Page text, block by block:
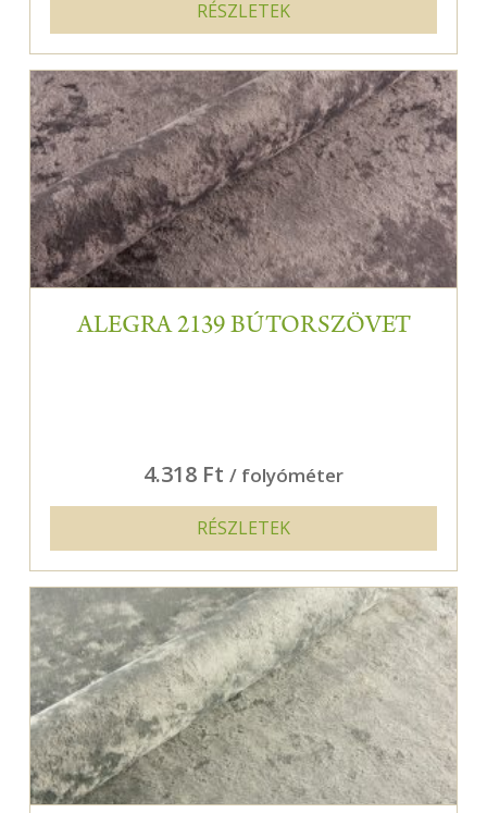
RÉSZLETEK
ALEGRA 2139 BÚTORSZÖVET
4.318 Ft / folyóméter
RÉSZLETEK